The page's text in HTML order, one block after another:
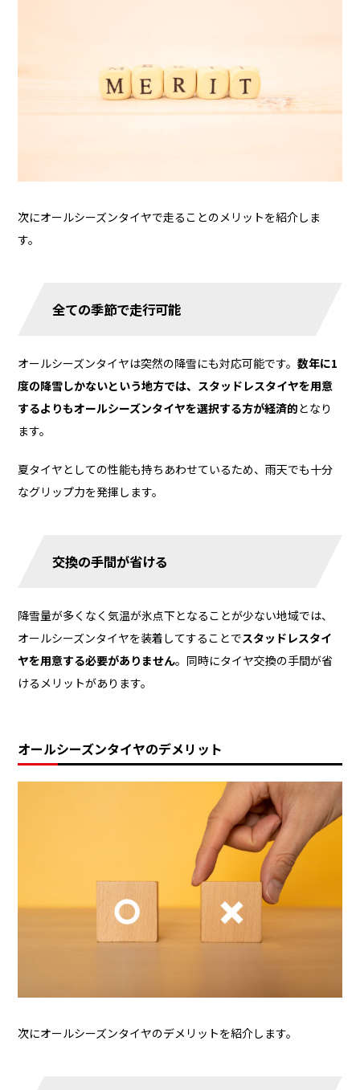
次にオールシーズンタイヤで走ることのメリットを紹介しま
す。
全ての季節で走行可能
オールシーズンタイヤは突然の降雪にも対応可能です。数年に1
度の降雪しかないという地方では、スタッドレスタイヤを用意
するよりもオールシーズンタイヤを選択する方が経済的となり
ます。
夏タイヤとしての性能も持ちあわせているため、雨天でも十分
なグリップ力を発揮します。
交換の手間が省ける
降雪量が多くなく気温が氷点下となることが少ない地域では、
オールシーズンタイヤを装着してすることでスタッドレスタイ
ヤを用意する必要がありません。同時にタイヤ交換の手間が省
けるメリットがあります。
オールシーズンタイヤのデメリット
次にオールシーズンタイヤのデメリットを紹介します。